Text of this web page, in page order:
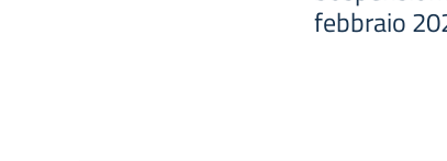
febbraio